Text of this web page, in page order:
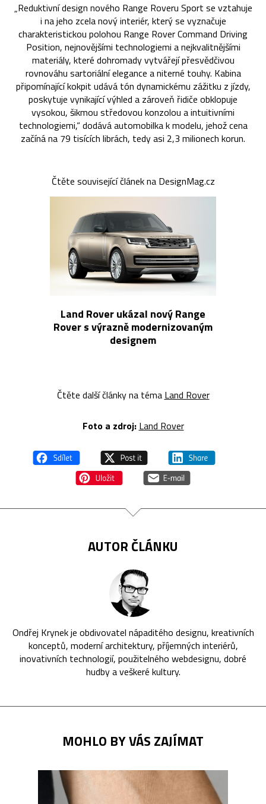
„Reduktivní design nového Range Roveru Sport se vztahuje
i na jeho zcela nový interiér, který se vyznačuje
charakteristickou polohou Range Rover Command Driving
Position, nejnovějšími technologiemi a nejkvalitnějšími
materiály, které dohromady vytvářejí přesvědčivou
rovnováhu sartoriální elegance a niterné touhy. Kabina
připomínající kokpit udává tón dynamickému zážitku z jízdy,
poskytuje vynikající výhled a zároveň řidiče obklopuje
vysokou, šikmou středovou konzolou a intuitivními
technologiemi,“ dodává automobilka k modelu, jehož cena
začíná na 79 tisících librách, tedy asi 2,3 milionech korun.
Čtěte související článek na DesignMag.cz
Land Rover ukázal nový Range
Rover s výrazně modernizovaným
designem
Čtěte další články na téma Land Rover
Foto a zdroj: Land Rover
AUTOR ČLÁNKU
Ondřej Krynek je obdivovatel nápaditého designu, kreativních
konceptů, moderní architektury, příjemných interiérů,
inovativních technologií, použitelného webdesignu, dobré
hudby a veškeré kultury.
MOHLO BY VÁS ZAJÍMAT